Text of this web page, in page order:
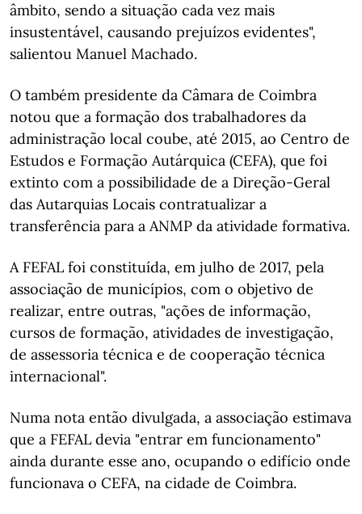
âmbito, sendo a situação cada vez mais
insustentável, causando prejuízos evidentes",
salientou Manuel Machado.
O também presidente da Câmara de Coimbra
notou que a formação dos trabalhadores da
administração local coube, até 2015, ao Centro de
Estudos e Formação Autárquica (CEFA), que foi
extinto com a possibilidade de a Direção-Geral
das Autarquias Locais contratualizar a
transferência para a ANMP da atividade formativa.
A FEFAL foi constituída, em julho de 2017, pela
associação de municípios, com o objetivo de
realizar, entre outras, "ações de informação,
cursos de formação, atividades de investigação,
de assessoria técnica e de cooperação técnica
internacional".
Numa nota então divulgada, a associação estimava
que a FEFAL devia "entrar em funcionamento"
ainda durante esse ano, ocupando o edifício onde
funcionava o CEFA, na cidade de Coimbra.